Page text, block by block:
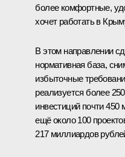
более комфортные,
хочет работать в
В этом направлении
нормативная база,
избыточные
реализуется более
инвестиций почти
ещё около 100
217 миллиардов